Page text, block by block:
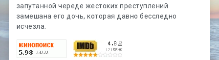
запутанной череде жестоких преступлений
замешана его дочь, которая давно бесследно
исчезла.